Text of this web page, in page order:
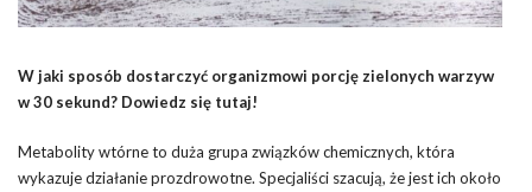
W jaki sposób dostarczyć organizmowi porcję zielonych warzyw
w 30 sekund? Dowiedz się tutaj!
Metabolity wtórne to duża grupa związków chemicznych, która
wykazuje działanie prozdrowotne. Specjaliści szacują, że jest ich około